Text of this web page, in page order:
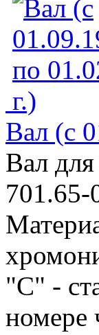
Вал (с
Вал
701.65-
"С" -
номере